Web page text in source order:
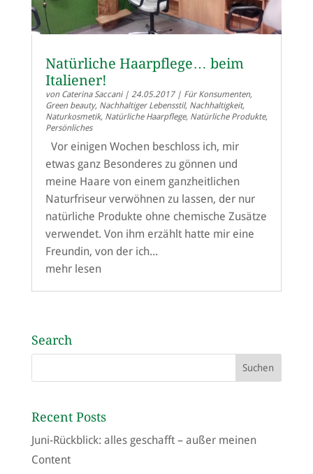
Natürliche Haarpflege… beim
Italiener!
von Caterina Saccani| 24.05.2017| Für Konsumenten,
Green beauty, Nachhaltiger Lebensstil, Nachhaltigkeit,
Naturkosmetik, Natürliche Haarpflege, Natürliche Produkte,
Persönliches
Vor einigen Wochen beschloss ich, mir
etwas ganz Besonderes zu gönnen und
meine Haare von einem ganzheitlichen
Naturfriseur verwöhnen zu lassen, der nur
natürliche Produkte ohne chemische Zusätze
verwendet. Von ihm erzählt hatte mir eine
Freundin, von der ich...
mehr lesen
Search
Recent Posts
Juni-Rückblick: alles geschafft – außer meinen
Content